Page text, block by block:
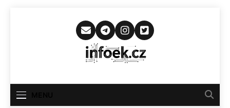
Infoek.cz
Novinkám